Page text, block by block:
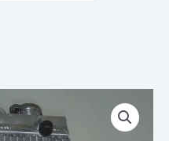
Plage
de